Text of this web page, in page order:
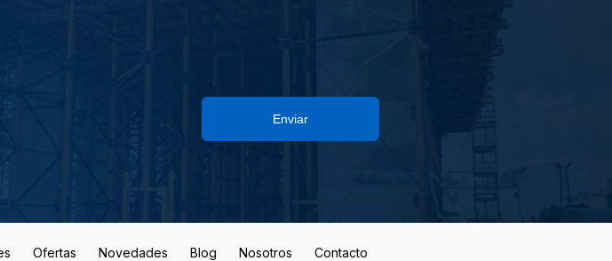
Enviar
Ofertas Novedades Blog Nosotros Contacto